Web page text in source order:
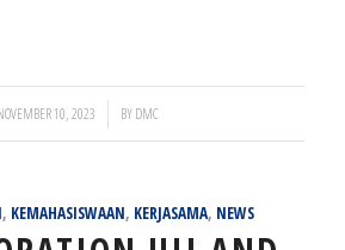
10, 2023
/ BYDMC
, KEMAHASISWAAN, KERJASAMA, NEWS